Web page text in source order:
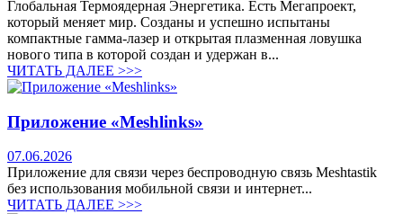
Глобальная Термоядерная Энергетика. Есть Мегапроект,
который меняет мир. Созданы и успешно испытаны
компактные гамма-лазер и открытая плазменная ловушка
нового типа в которой создан и удержан в...
ЧИТАТЬ ДАЛЕЕ >>>
Приложение «Meshlinks»
07.06.2026
Приложение для связи через беспроводную связь Meshtastik
без использования мобильной связи и интернет...
ЧИТАТЬ ДАЛЕЕ >>>